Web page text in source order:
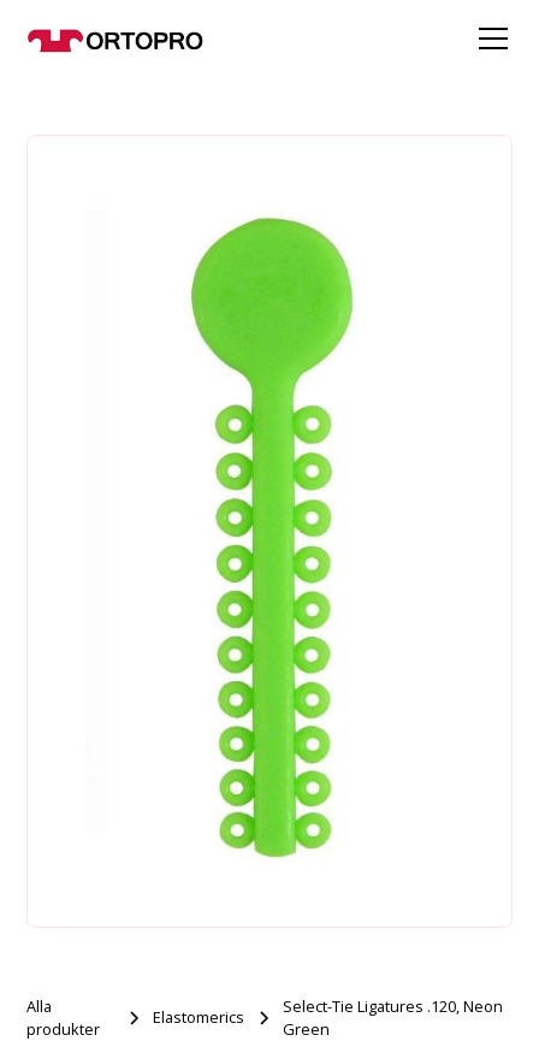
Alla
produkter
Elastomerics
Select-Tie Ligatures .120, Neon
Green